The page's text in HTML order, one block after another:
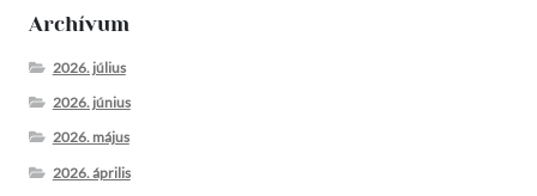
Archívum
2026. július
2026. június
2026. május
2026. április